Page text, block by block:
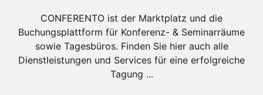
CONFERENTO ist der Marktplatz und die
Buchungsplattform für Konferenz- & Seminarräume
sowie Tagesbüros. Finden Sie hier auch alle
Dienstleistungen und Services für eine erfolgreiche
Tagung ...